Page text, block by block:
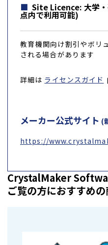
Site Licence: 大学
点内で利用可能)
教育機関向け割引やボリ
される場合があります
詳細は ライセンスガイド
メーカー公式サイト (
https://
CrystalMaker
ご覧の方におすすめ